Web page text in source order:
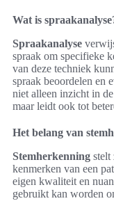
Wat is
Spraakanalyse
spraak om specifieke
van deze techniek
spraak beoordelen en
niet alleen inzicht in
maar leidt ook tot
Het belang van
Stemherkenning stelt
kenmerken van een
eigen kwaliteit en
gebruikt kan worden